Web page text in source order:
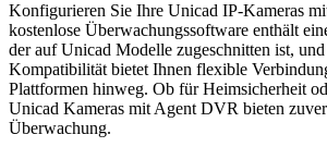
Konfigurieren Sie Ihre Unicad IP-Kameras
kostenlose Überwachungssoftware enthält
der auf Unicad Modelle zugeschnitten ist,
Kompatibilität bietet Ihnen flexible
Plattformen hinweg. Ob für Heimsicherheit
Unicad Kameras mit Agent DVR bieten
Überwachung.